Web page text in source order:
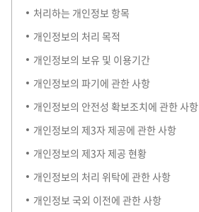
처리하는 개인정보 항목
개인정보의 처리 목적
개인정보의 보유 및 이용기간
개인정보의 파기에 관한 사항
개인정보의 안전성 확보조치에 관한 사항
개인정보의 제3자 제공에 관한 사항
개인정보의 제3자 제공 현황
개인정보의 처리 위탁에 관한 사항
개인정보 국외 이전에 관한 사항